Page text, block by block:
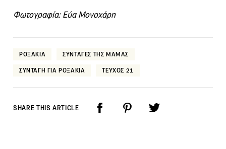
Φωτογραφία: Εύα Μονοχάρη
ΡΟΞΑΚΙΑ ΣΥΝΤΑΓΕΣ ΤΗΣ ΜΑΜΑΣ
ΣΥΝΤΑΓΗ ΓΙΑ ΡΟΞΑΚΙΑ ΤΕΥΧΟΣ 21
SHARE THIS ARTICLE